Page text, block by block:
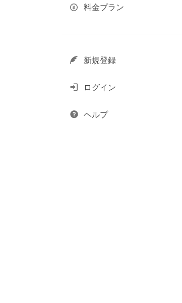
料金プラン
新規登録
ログイン
ヘルプ